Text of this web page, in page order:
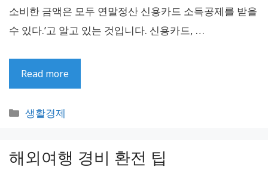
소비한 금액은 모두 연말정산 신용카드 소득공제를 받을
수 있다.’고 알고 있는 것입니다. 신용카드, …
Read more
카
리
생활경제
해외여행 경비 환전 팁